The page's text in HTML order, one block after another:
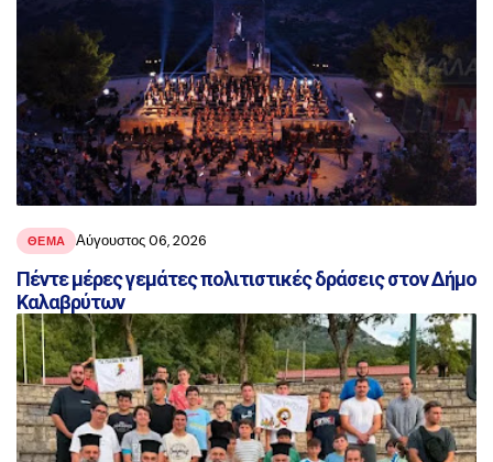
ΘΕΜΑ Αύγουστος 06, 2026
Πέντε μέρες γεμάτες πολιτιστικές δράσεις στον Δήμο
Καλαβρύτων